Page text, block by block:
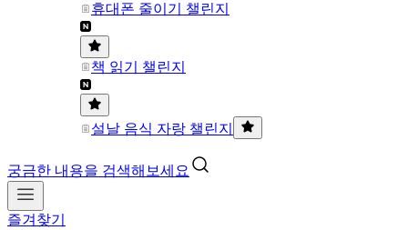
휴대폰 줄이기 챌린지
책 읽기 챌린지
설날 음식 자랑 챌린지
궁금한 내용을 검색해보세요
즐겨찾기